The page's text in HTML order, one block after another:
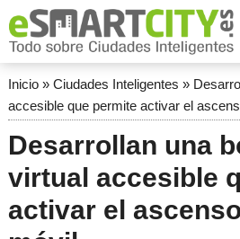
Inicio» Ciudades Inteligentes »
accesible que permite activar el
Desarrollan una
virtual accesible
activar el